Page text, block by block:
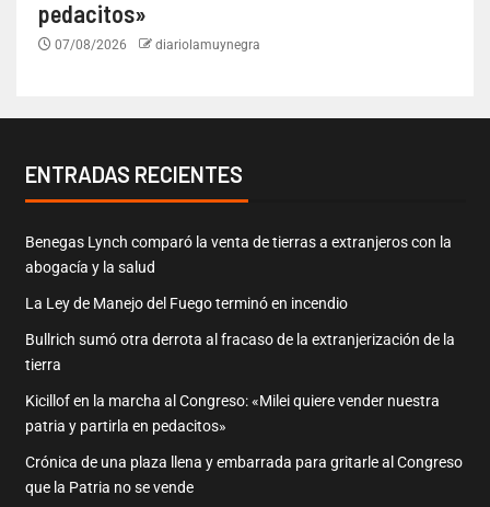
pedacitos»
07/08/2026 diariolamuynegra
ENTRADAS RECIENTES
Benegas Lynch comparó la venta de tierras a extranjeros con la
abogacía y la salud
La Ley de Manejo del Fuego terminó en incendio
Bullrich sumó otra derrota al fracaso de la extranjerización de la
tierra
Kicillof en la marcha al Congreso: «Milei quiere vender nuestra
patria y partirla en pedacitos»
Crónica de una plaza llena y embarrada para gritarle al Congreso
que la Patria no se vende